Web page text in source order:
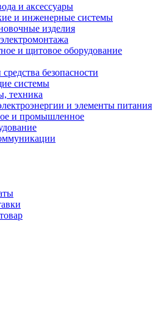
и аксессуары
и инженерные системы
изделия
и щитовое оборудование
безопасности
системы
техника
и элементы питания
и промышленное